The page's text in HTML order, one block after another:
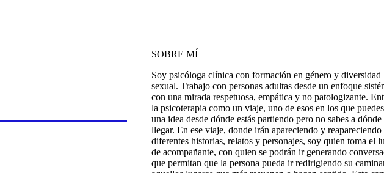
SOBRE MÍ
Soy psicóloga clínica con formación en género y diversidad
sexual. Trabajo con personas adultas desde un enfoque
con una mirada respetuosa, empática y no patologizante.
la psicoterapia como un viaje, uno de esos en los que
una idea desde dónde estás partiendo pero no sabes a dónde
llegar. En ese viaje, donde irán apareciendo y reapareciendo
diferentes historias, relatos y personajes, soy quien toma el
de acompañante, con quien se podrán ir generando
que permitan que la persona pueda ir redirigiendo su